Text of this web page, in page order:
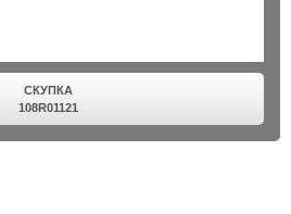
СКУПКА
108R01121